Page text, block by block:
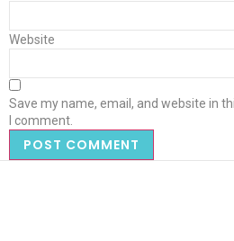
Website
Save my name, email, and website in
I comment.